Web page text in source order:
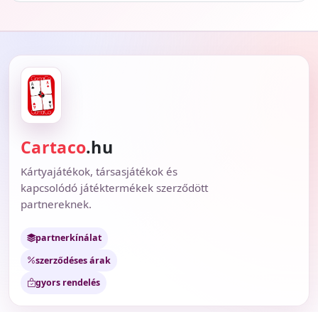
Cartaco.hu
Kártyajátékok, társasjátékok és
kapcsolódó játéktermékek szerződött
partnereknek.
partnerkínálat
szerződéses árak
gyors rendelés